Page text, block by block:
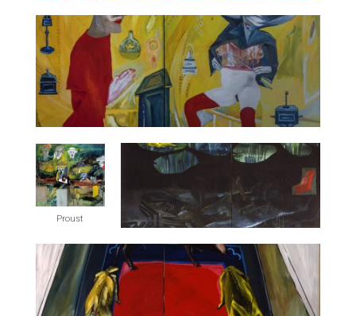
Portret rodzinny z aparaturą pomiarową
Bez tytułu ( pierwszy)
Proust
Śmierć w wodzie (2)